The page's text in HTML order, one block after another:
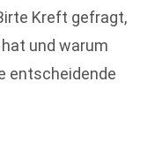
Kreft gefragt,
und warum
entscheidende